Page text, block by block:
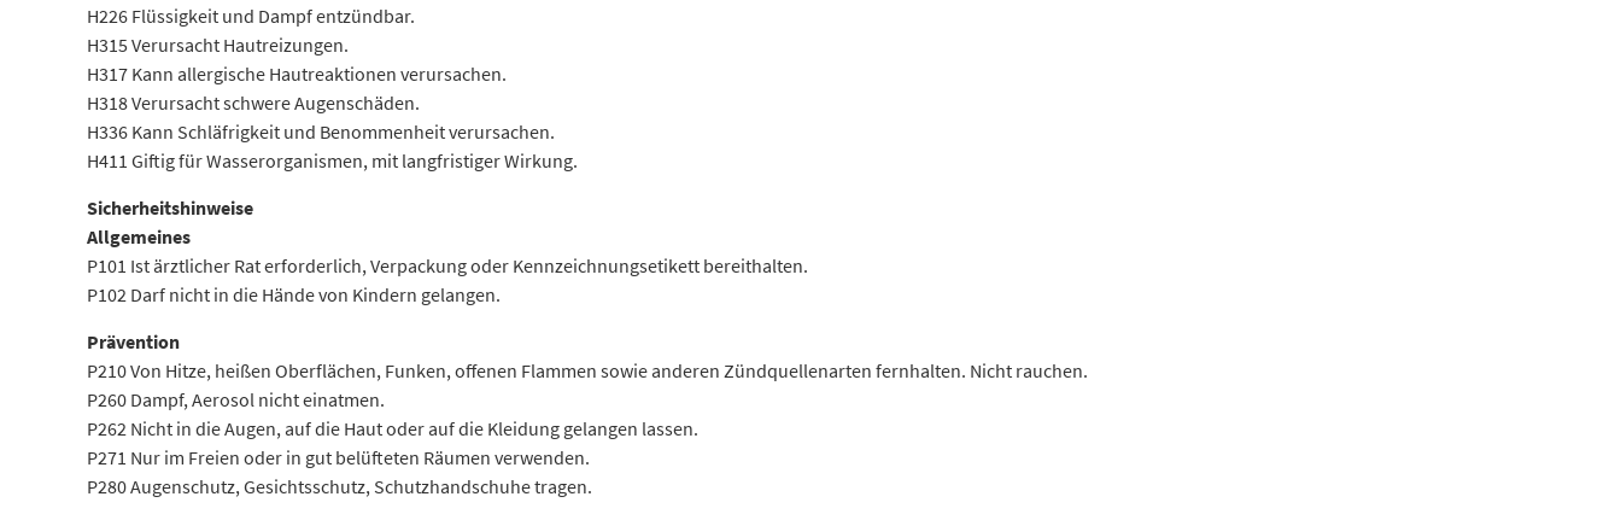
H226 Flüssigkeit und Dampf entzündbar.
H315 Verursacht Hautreizungen.
H317 Kann allergische Hautreaktionen verursachen.
H318 Verursacht schwere Augenschäden.
H336 Kann Schläfrigkeit und Benommenheit verursachen.
H411 Giftig für Wasserorganismen, mit langfristiger Wirkung.
Sicherheitshinweise
Allgemeines
P101 Ist ärztlicher Rat erforderlich, Verpackung oder Kennzeichnungsetikett bereithalten.
P102 Darf nicht in die Hände von Kindern gelangen.
Prävention
P210 Von Hitze, heißen Oberflächen, Funken, offenen Flammen sowie anderen Zündquellenarten fernhalten. Nicht rauchen.
P260 Dampf, Aerosol nicht einatmen.
P262 Nicht in die Augen, auf die Haut oder auf die Kleidung gelangen lassen.
P271 Nur im Freien oder in gut belüfteten Räumen verwenden.
P280 Augenschutz, Gesichtsschutz, Schutzhandschuhe tragen.